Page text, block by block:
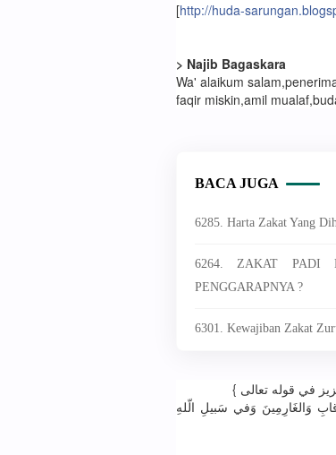
[http://huda-
> Najib Bagaskara
Wa' alaikum
faqir miskin,amil
BACA JUGA
6285. Harta Zakat Yang
6264. ZAKAT PADI
PENGGARAPNYA ?
6301. Kewajiban Zakat
ﻓﻲ ﻗﻮﻟﻪ ﺗﻌﺎﻟﻰ }
ﻭَﺍﻟﻐَﺎﺭِﻣِﻴﻦَ ﻭَﻓﻲ ﺳَﺒﻴﻞِ ﺍﻟّﻠﻪِ